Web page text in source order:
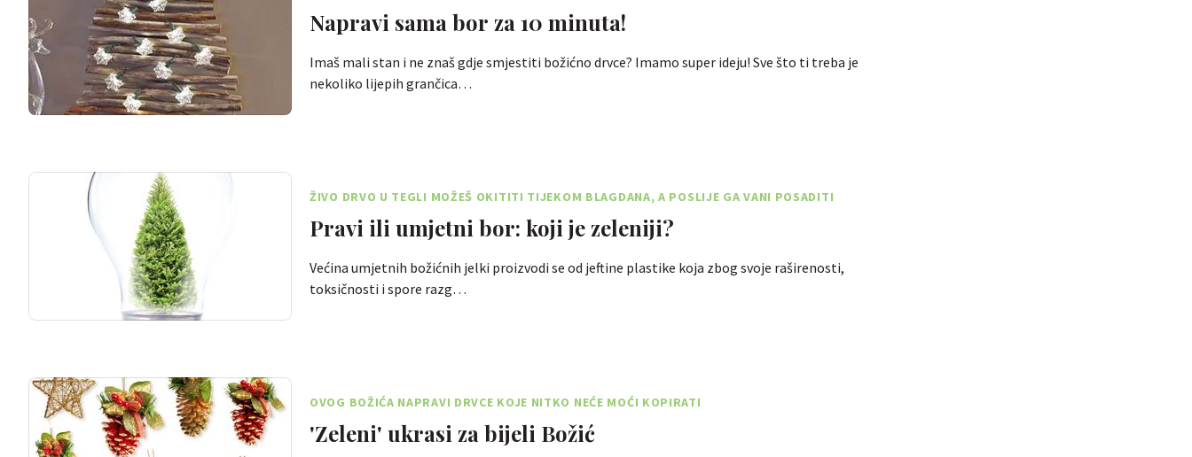
Napravi sama bor za 10 minuta!
Imaš mali stan i ne znaš gdje smjestiti božićno drvce? Imamo super ideju! Sve što ti treba je
nekoliko lijepih grančica…
ŽIVO DRVO U TEGLI MOŽEŠ OKITITI TIJEKOM BLAGDANA, A POSLIJE GA VANI POSADITI
Pravi ili umjetni bor: koji je zeleniji?
Većina umjetnih božićnih jelki proizvodi se od jeftine plastike koja zbog svoje raširenosti,
toksičnosti i spore razg…
OVOG BOŽIĆA NAPRAVI DRVCE KOJE NITKO NEĆE MOĆI KOPIRATI
'Zeleni' ukrasi za bijeli Božić